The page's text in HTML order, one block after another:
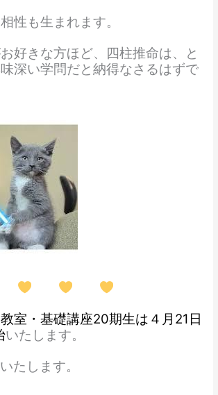
性も生まれます。
好きな方ほど、四柱推命は、と
深い学問だと納得なさるはずで
室・基礎講座20期生は４月21日
いたします。
たします。